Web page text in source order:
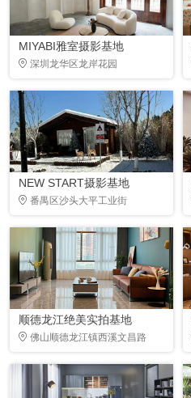
MIYABI雅室摄影基地
深圳龙华区龙岸花园
NEW START摄影基地
番禺区沙头大平工业街
顺德龙江绝美实拍基地
佛山顺德龙江镇西溪文昌路